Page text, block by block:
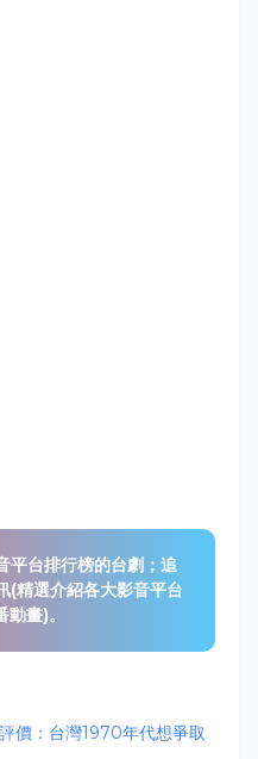
平台排行榜的台劇；追
(精選介紹各大影音平台
畫)。
價：台灣1970年代想爭取